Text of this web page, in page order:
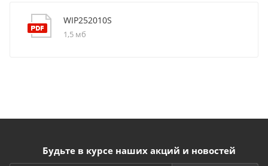
WIP252010S
1,5 мб
Будьте в курсе наших акций и новостей